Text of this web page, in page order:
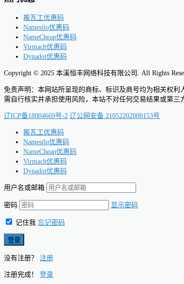
搬瓦工优惠码
Namesilo优惠码
NameCheap优惠码
Virmach优惠码
Dynadot优惠码
Copyright © 2025 本溪恒丰网络科技有限公司. All Rights
免责声明：本网站所呈现的商标、标识及商号均为相关权
需自行核实并承担使用风险，本站不对任何交易结果或第
辽ICP备18004669号-2 辽公网安备 21052202000153号
搬瓦工优惠码
Namesilo优惠码
NameCheap优惠码
Virmach优惠码
Dynadot优惠码
用户名或邮箱
密码 显示密码
记住我 忘记密码
没有注册？ 注册
注册完成！ 登录